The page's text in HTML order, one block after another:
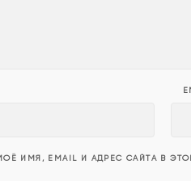
ИМЯ, EMAIL И АДРЕС САЙТА В